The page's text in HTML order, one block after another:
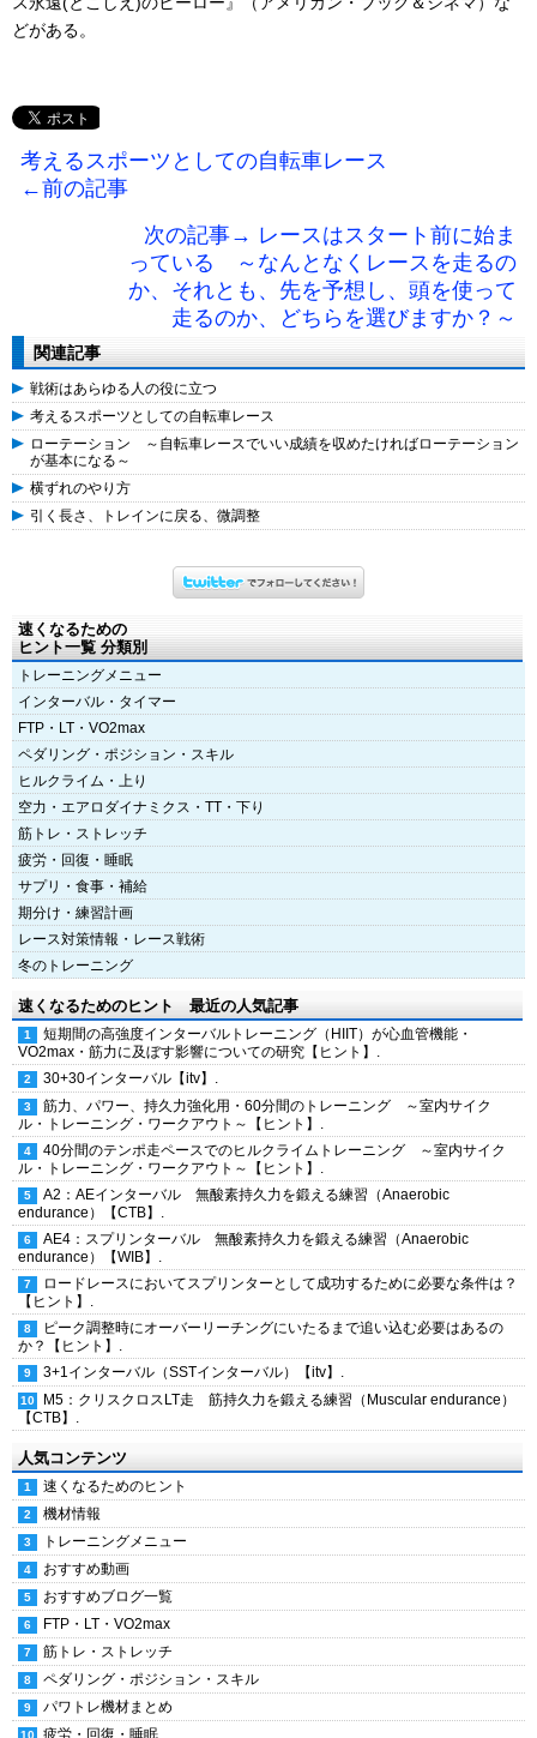
どがある。
考えるスポーツとしての自転車レース
←前の記事
次の記事→ レースはスタート前に始ま
っている ～なんとなくレースを走るの
か、それとも、先を予想し、頭を使って
走るのか、どちらを選びますか？～
関連記事
戦術はあらゆる人の役に立つ
考えるスポーツとしての自転車レース
ローテーション ～自転車レースでいい成績を収めたければローテーション
が基本になる～
横ずれのやり方
引く長さ、トレインに戻る、微調整
速くなるための
ヒント一覧 分類別
トレーニングメニュー
インターバル・タイマー
FTP・LT・VO2max
ペダリング・ポジション・スキル
ヒルクライム・上り
空力・エアロダイナミクス・TT・下り
筋トレ・ストレッチ
疲労・回復・睡眠
サプリ・食事・補給
期分け・練習計画
レース対策情報・レース戦術
冬のトレーニング
速くなるためのヒント 最近の人気記事
短期間の高強度インターバルトレーニング（HIIT）が心血管機能・
VO2max・筋力に及ぼす影響についての研究【ヒント】.
30+30インターバル【itv】.
筋力、パワー、持久力強化用・60分間のトレーニング ～室内サイク
ル・トレーニング・ワークアウト～【ヒント】.
40分間のテンポ走ペースでのヒルクライムトレーニング ～室内サイク
ル・トレーニング・ワークアウト～【ヒント】.
A2：AEインターバル 無酸素持久力を鍛える練習（Anaerobic
endurance）【CTB】.
AE4：スプリンターバル 無酸素持久力を鍛える練習（Anaerobic
endurance）【WIB】.
ロードレースにおいてスプリンターとして成功するために必要な条件は？
【ヒント】.
ピーク調整時にオーバーリーチングにいたるまで追い込む必要はあるの
か？【ヒント】.
3+1インターバル（SSTインターバル）【itv】.
M5：クリスクロスLT走 筋持久力を鍛える練習（Muscular endurance）
【CTB】.
人気コンテンツ
速くなるためのヒント
機材情報
トレーニングメニュー
おすすめ動画
おすすめブログ一覧
FTP・LT・VO2max
筋トレ・ストレッチ
ペダリング・ポジション・スキル
パワトレ機材まとめ
疲労・回復・睡眠